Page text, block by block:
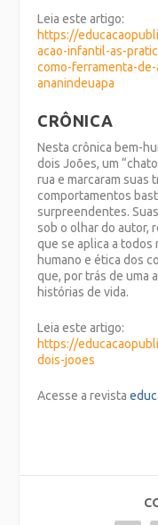
Leia este artigo:
https://
acao-infantil-as-
como-ferramenta-
ananindeuapa
CRÔNICA
Nesta crônica bem-
dois Joões, um
rua e marcaram suas
comportamentos
surpreendentes.
sob o olhar do autor,
que se aplica a
humano e ética dos
que, por trás de uma
histórias de vida.
Leia este artigo:
https://
dois-jooes
Acesse a revista